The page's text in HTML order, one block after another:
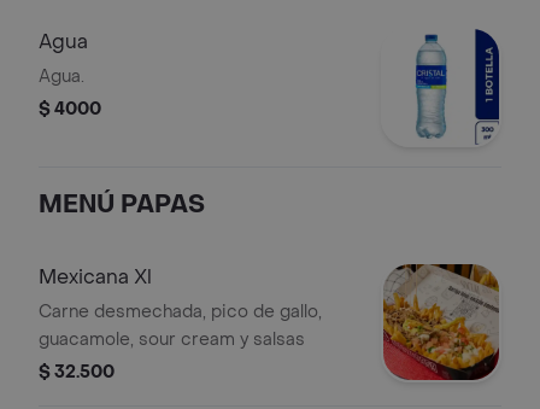
Agua
Agua.
$ 4000
MENÚ PAPAS
Mexicana Xl
Carne desmechada, pico de gallo,
guacamole, sour cream y salsas
$ 32.500